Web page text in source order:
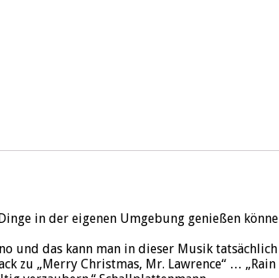
in der eigenen Umgebung genießen
und das kann man in dieser Musik
zu „Merry Christmas, Mr. Lawrence“ …